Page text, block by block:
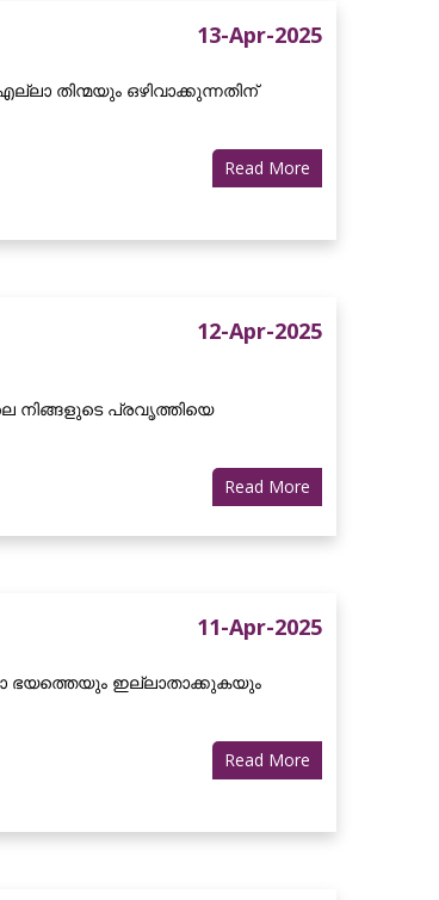
13-Apr-2025
തിന്മയും ഒഴിവാക്കുന്നതിന്
Read More
12-Apr-2025
നിങ്ങളുടെ പ്രവൃത്തിയെ
Read More
11-Apr-2025
ഭയത്തെയും ഇല്ലാതാക്കുകയും
Read More